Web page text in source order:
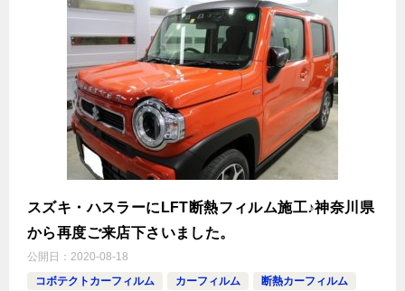
スズキ・ハスラーにLFT断熱フィルム施工♪神奈川県
から再度ご来店下さいました。
公開日： 2020-08-18
コボテクトカーフィルム
カーフィルム 断熱カーフィルム